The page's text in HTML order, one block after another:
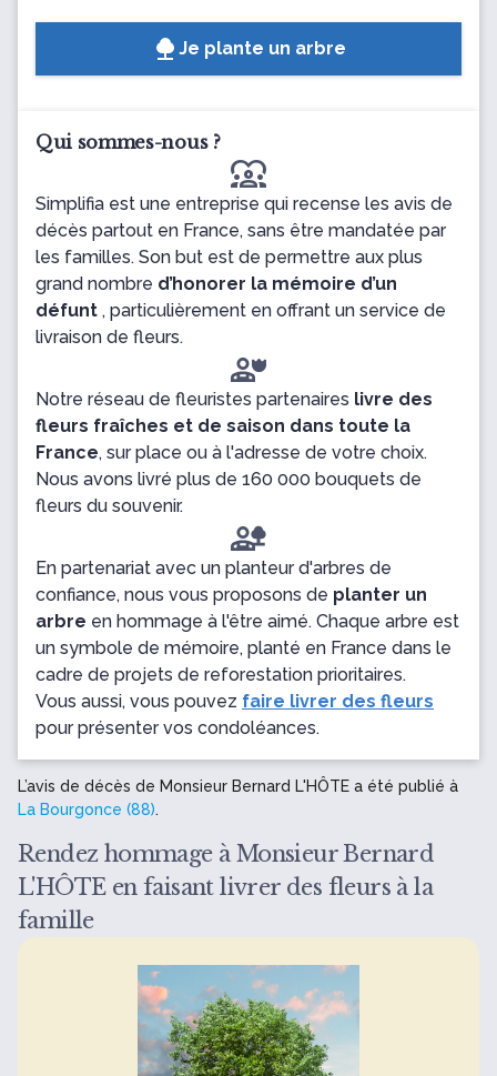
Je plante un arbre
Qui sommes-nous ?
diversity_1
Simplifia est une entreprise qui recense les avis de
décès partout en France, sans être mandatée par
les familles. Son but est de permettre aux plus
grand nombre d’honorer la mémoire d’un
défunt , particulièrement en offrant un service de
livraison de fleurs.
Notre réseau de fleuristes partenaires livre des
fleurs fraîches et de saison dans toute la
France, sur place ou à l'adresse de votre choix.
Nous avons livré plus de 160 000 bouquets de
fleurs du souvenir.
En partenariat avec un planteur d'arbres de
confiance, nous vous proposons de planter un
arbre en hommage à l'être aimé. Chaque arbre est
un symbole de mémoire, planté en France dans le
cadre de projets de reforestation prioritaires.
Vous aussi, vous pouvez faire livrer des fleurs
pour présenter vos condoléances.
L’avis de décès de Monsieur Bernard L'HÔTE a été publié à
La Bourgonce (88).
Rendez hommage à Monsieur Bernard
L'HÔTE en faisant livrer des fleurs à la
famille